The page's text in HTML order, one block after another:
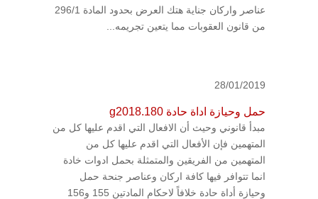
عناصر واركان جناية هتك العرض بحدود المادة 296/1
من قانون العقوبات مما يتعين تجريمه...
28/01/2019
حمل وحيازة اداة حادة g2018.180
مبدأ قانوني وحيث أن الافعال التي اقدم عليها كل من
المتهمين فإن الأفعال التي اقدم عليها كل من
المتهمين من الفريقين والمتمثلة بحمل ادوات خادة
انما تتوافر فيها كافة اركان وعناصر جنحة حمل
وحيازة أداة حادة خلافاً لاحكام المادتين 155 و156